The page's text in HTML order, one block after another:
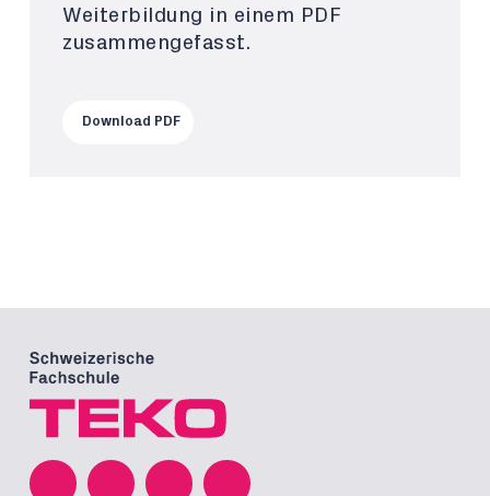
Weiterbildung in einem PDF
zusammengefasst.
Download PDF